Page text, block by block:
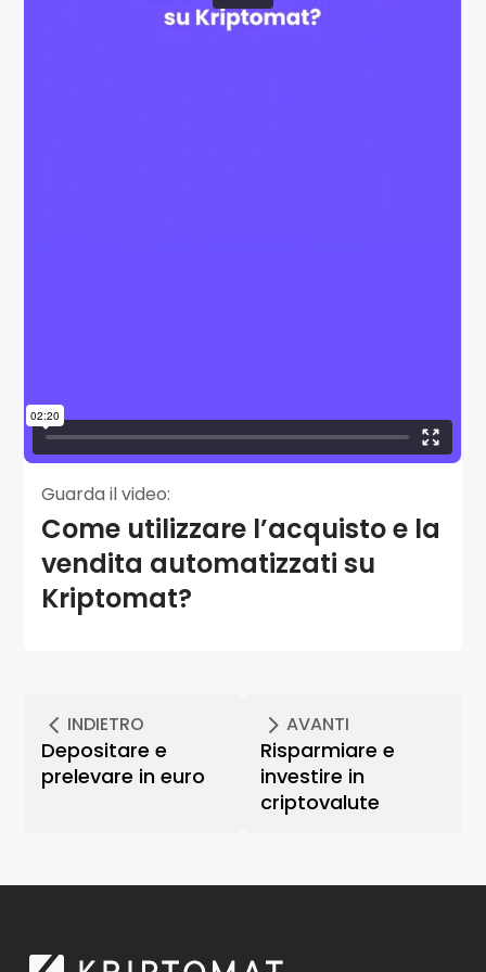
Guarda il video:
Come utilizzare l’acquisto e la
vendita automatizzati su
Kriptomat?
INDIETRO
Depositare e
prelevare in euro
AVANTI
Risparmiare e
investire in
criptovalute